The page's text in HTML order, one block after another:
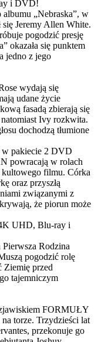
i DVD!
„Nebraska”, w
Jeremy Allen White.
pogodzić presję
okazała się punktem
jedno z jego
wydają się
udane życie
fasadą zbierają się
Ivy rozkwita.
dochodzą tłumione
pakiecie 2 DVD
powracają w rolach
kultowego filmu. Córka
oraz przyszłą
związanymi z
że piorun może
UHD, Blu-ray i
Rodzina
pogodzić rolę
Ziemię przed
tajemniczym
FORMUŁY
torze. Trzydzieści lat
przekonuje go